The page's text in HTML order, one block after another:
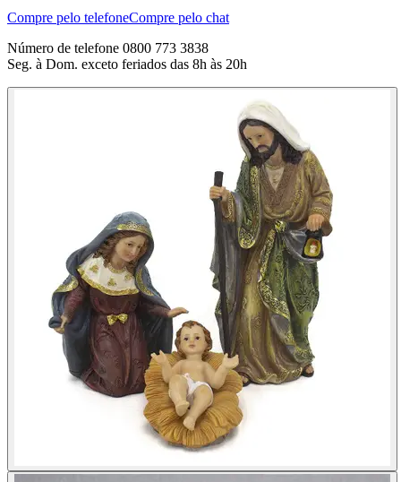
Compre pelo telefoneCompre pelo chat
Número de telefone 0800 773 3838
Seg. à Dom. exceto feriados das 8h às 20h